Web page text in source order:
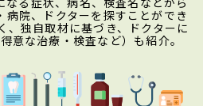
院、ドクターを探すことができ
、独自取材に基づき、ドクターに
意な治療・検査など）も紹介。